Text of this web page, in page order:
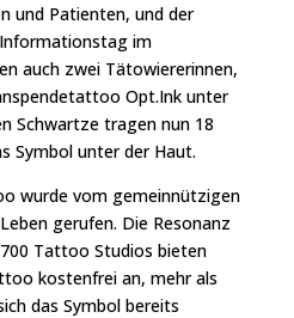
und Patienten, und der
Informationstag im
auch zwei Tätowiererinnen,
Opt.Ink unter
Schwartze tragen nun 18
Symbol unter der Haut.
wurde vom gemeinnützigen
gerufen. Die Resonanz
Tattoo Studios bieten
kostenfrei an, mehr als
das Symbol bereits